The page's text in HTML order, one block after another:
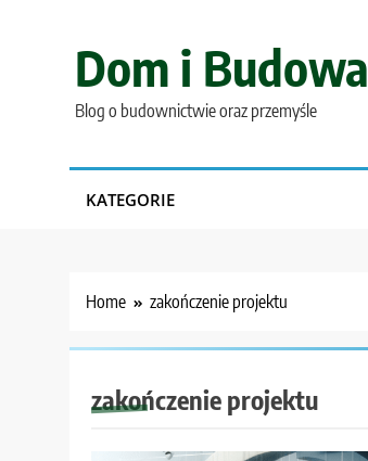
Dom i Budowa
Blog o budownictwie oraz przemyśle
KATEGORIE
Home zakończenie projektu
zakończenie projektu